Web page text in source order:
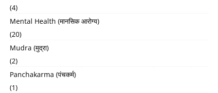
(4)
Mental Health (मानसिक आरोग्य)
(20)
Mudra (मुद्रा)
(2)
Panchakarma (पंचकर्म)
(1)